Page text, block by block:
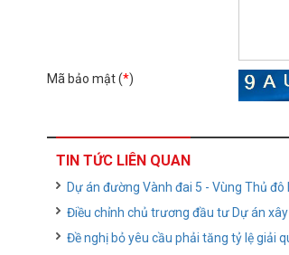
Mã bảo mật (*)
TIN TỨC LIÊN QUAN
Dự án đường Vành đai 5 - Vùng Thủ
Điều chỉnh chủ trương đầu tư Dự án
Đề nghị bỏ yêu cầu phải tăng tỷ lệ giải